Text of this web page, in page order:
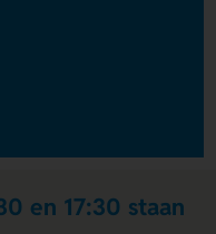
en 17:30 staan